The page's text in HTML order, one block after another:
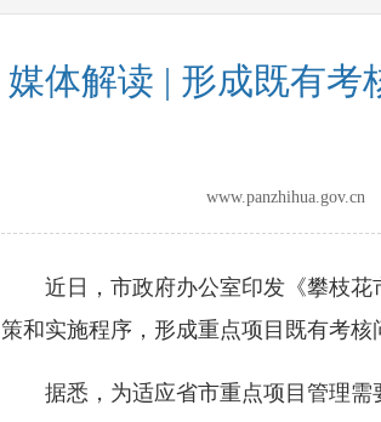
媒体解读 | 形成既有考
近日，市政府办公室印发《攀枝花
策和实施程序，形成重点项目既有考核
据悉，为适应省市重点项目管理需